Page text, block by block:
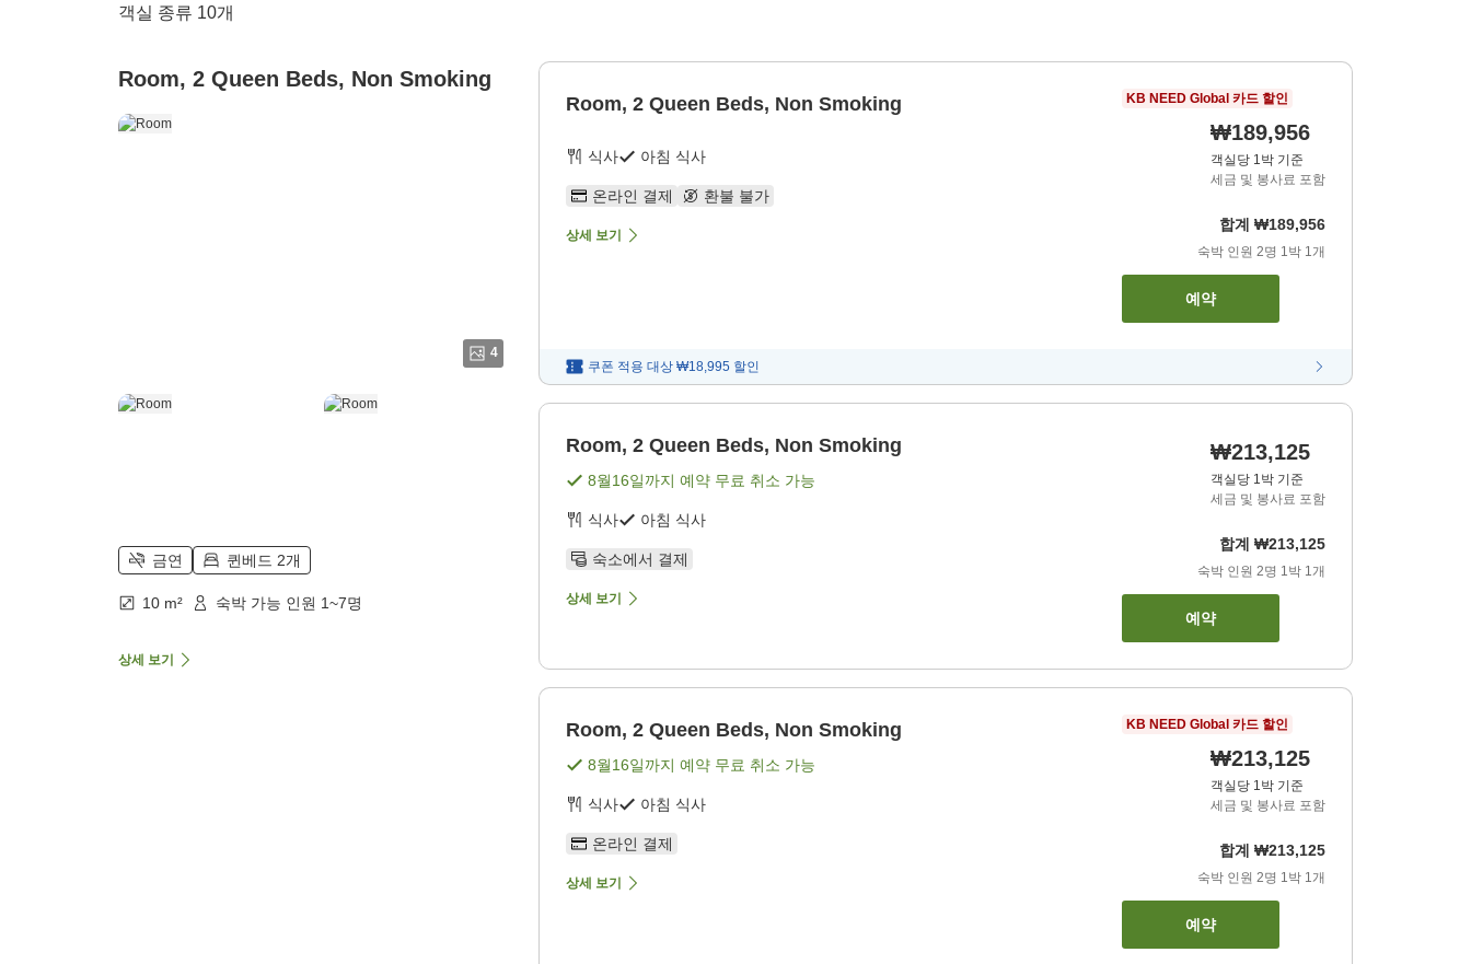
객실 종류 10개
Room, 2 Queen Beds, Non Smoking
4
금연 퀸베드 2개
10 m² 숙박 가능 인원 1~7명
상세 보기
Room, 2 Queen Beds, Non Smoking
식사 아침 식사
온라인 결제 환불 불가
상세 보기
KB NEED Global 카드 할인
₩189,956
객실당 1박 기준
세금 및 봉사료 포함
합계 ₩189,956
숙박 인원 2명 1박 1개
예약
쿠폰 적용 대상 ₩18,995 할인
Room, 2 Queen Beds, Non Smoking
8월16일까지 예약 무료 취소 가능
식사 아침 식사
숙소에서 결제
상세 보기
₩213,125
객실당 1박 기준
세금 및 봉사료 포함
합계 ₩213,125
숙박 인원 2명 1박 1개
예약
Room, 2 Queen Beds, Non Smoking
8월16일까지 예약 무료 취소 가능
식사 아침 식사
온라인 결제
상세 보기
KB NEED Global 카드 할인
₩213,125
객실당 1박 기준
세금 및 봉사료 포함
합계 ₩213,125
숙박 인원 2명 1박 1개
예약